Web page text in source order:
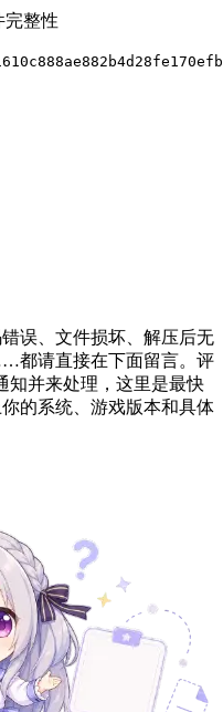
完整性
误、文件损坏、解压后无
都请直接在下面留言。评
知并来处理，这里是最快
的系统、游戏版本和具体